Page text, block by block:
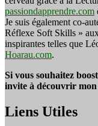
passiondapprendre.com
Je suis également co-
Réflexe Soft Skills »
inspirantes telles que
Hoarau.com.
Si vous souhaitez
invite à découvrir
Liens Utiles